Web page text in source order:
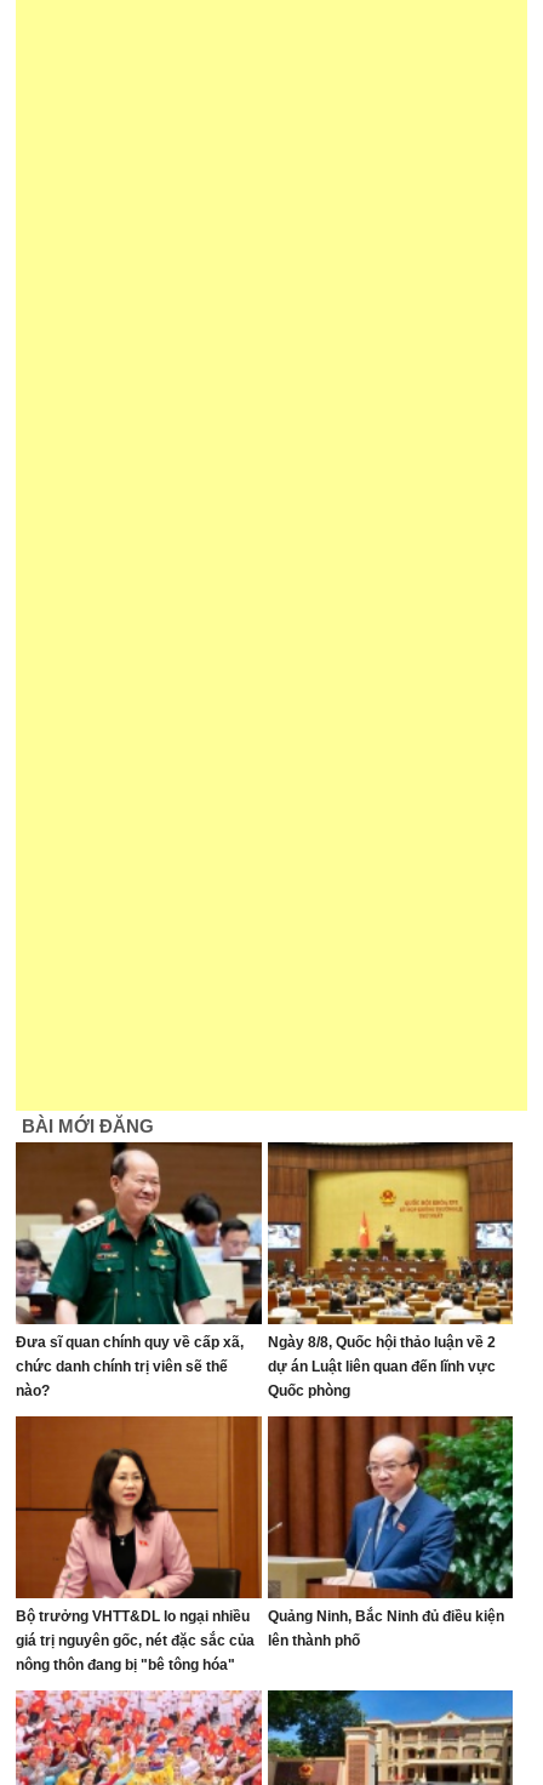
BÀI MỚI ĐĂNG
Đưa sĩ quan chính quy về cấp xã,
chức danh chính trị viên sẽ thế
nào?
Ngày 8/8, Quốc hội thảo luận về 2
dự án Luật liên quan đến lĩnh vực
Quốc phòng
Bộ trưởng VHTT&DL lo ngại nhiều
giá trị nguyên gốc, nét đặc sắc của
nông thôn đang bị "bê tông hóa"
Quảng Ninh, Bắc Ninh đủ điều kiện
lên thành phố